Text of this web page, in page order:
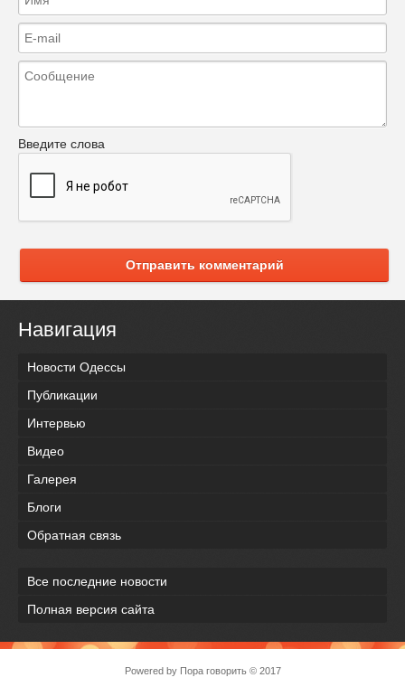
Введите слова
Отправить комментарий
Навигация
Новости Одессы
Публикации
Интервью
Видео
Галерея
Блоги
Обратная связь
Все последние новости
Полная версия сайта
Powered by Пора говорить© 2017